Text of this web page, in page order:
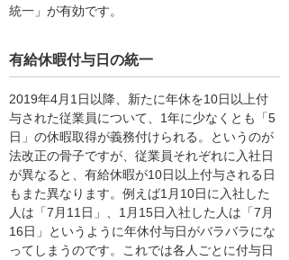
統一」が有効です。
有給休暇付与日の統一
2019年4月1日以降、新たに年休を10日以上付
与された従業員について、1年に少なくとも「5
日」の休暇取得が義務付けられる。というのが
法改正の骨子ですが、従業員それぞれに入社日
が異なると、有給休暇が10日以上付与される日
もまた異なります。例えば1月10日に入社した
人は「7月11日」、1月15日入社した人は「7月
16日」というように年休付与日がバラバラにな
ってしまうのです。これでは各人ごとに付与日